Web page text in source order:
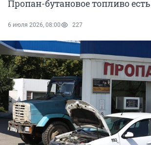
Пропан-бутановое топливо
6 июля 2026, 08:00 227